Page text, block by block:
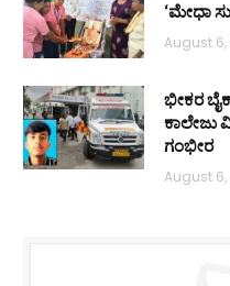
‘ಮೇಧಾ
August 6,
ಭೀಕರ
ಕಾಲೇಜು
ಗಂಭೀರ
August 6,